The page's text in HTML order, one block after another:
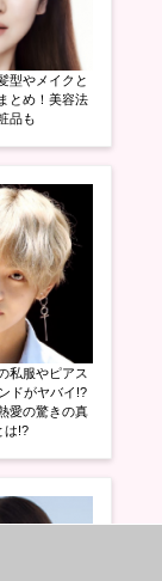
型やメイクと
とめ！美容法
品も
私服やピアス
ドがヤバイ!?
愛の驚きの真
は!?